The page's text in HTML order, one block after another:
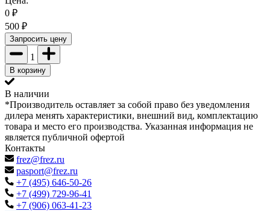
0 ₽
500 ₽
Запросить цену
1
В корзину
В наличии
*Производитель оставляет за собой право без уведомления
дилера менять характеристики, внешний вид, комплектацию
товара и место его производства. Указанная информация не
является публичной офертой
Контакты
frez@frez.ru
pasport@frez.ru
+7 (495) 646-50-26
+7 (499) 729-96-41
+7 (906) 063-41-23